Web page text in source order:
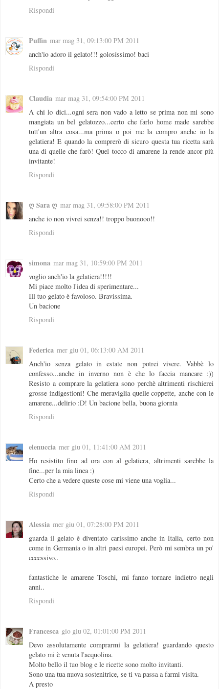
Rispondi
Puffin mar mag 31, 09:13:00 PM 2011
anch'io adoro il gelato!!! golosissimo! baci
Rispondi
Claudia mar mag 31, 09:54:00 PM 2011
A chi lo dici...ogni sera non vado a letto se prima non mi sono
mangiata un bel gelatozzo...certo che farlo home made sarebbe
tutt'un altra cosa...ma prima o poi me la compro anche io la
gelatiera! E quando la comprerò di sicuro questa tua ricetta sarà
una di quelle che farò! Quel tocco di amarene la rende ancor più
invitante!
Rispondi
ღ Sara ღ mar mag 31, 09:58:00 PM 2011
anche io non vivrei senza!! troppo buonooo!!
Rispondi
simona mar mag 31, 10:59:00 PM 2011
voglio anch'io la gelatiera!!!!!
Mi piace molto l'idea di sperimentare...
Ill tuo gelato è favoloso. Bravissima.
Un bacione
Rispondi
Federica mer giu 01, 06:13:00 AM 2011
Anch'io senza gelato in estate non potrei vivere. Vabbè lo
confesso...anche in inverno non è che lo faccia mancare :))
Resisto a comprare la gelatiera sono perchè altrimenti rischierei
grosse indigestioni! Che meraviglia quelle coppette, anche con le
amarene...delirio :D! Un bacione bella, buona giornta
Rispondi
elenuccia mer giu 01, 11:41:00 AM 2011
Ho resistito fino ad ora con al gelatiera, altrimenti sarebbe la
fine...per la mia linea :)
Certo che a vedere queste cose mi viene una voglia...
Rispondi
Alessia mer giu 01, 07:28:00 PM 2011
guarda il gelato è diventato carissimo anche in Italia, certo non
come in Germania o in altri paesi europei. Però mi sembra un po'
eccessivo..
fantastiche le amarene Toschi, mi fanno tornare indietro negli
anni..
Rispondi
Francesca gio giu 02, 01:01:00 PM 2011
Devo assolutamente comprarmi la gelatiera! guardando questo
gelato mi è venuta l'acquolina.
Molto bello il tuo blog e le ricette sono molto invitanti.
Sono una tua nuova sostenitrice, se ti va passa a farmi visita.
A presto